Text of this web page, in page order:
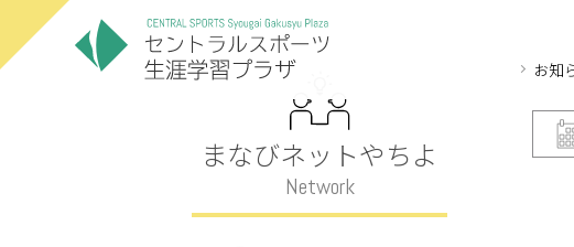
お知
まなびネットやちよ
Network